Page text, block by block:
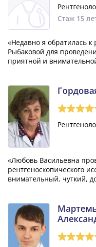
Стаж 15
«Недавно я обратилась
Рыбаковой для
приятной и
очень довольна
«Любовь Васильевна
рентгеноскопического
внимательный, чуткий,